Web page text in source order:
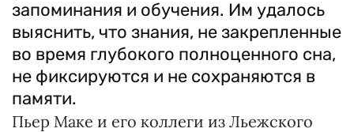
запоминания и обучения. Им удалось
выяснить, что знания, не закрепленные
во время глубокого полноценного сна,
не фиксируются и не сохраняются в
памяти.
Пьер Маке и его коллеги из Льежского